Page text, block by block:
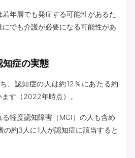
年層でも発症する可能性があるた
でも介護が必要になる可能性があ
知症の実態
、認知症の人は約12％にあたる約
す（2022年時点）。
軽度認知障害（MCI）の人も含め
の約3人に1人が認知症に該当すると